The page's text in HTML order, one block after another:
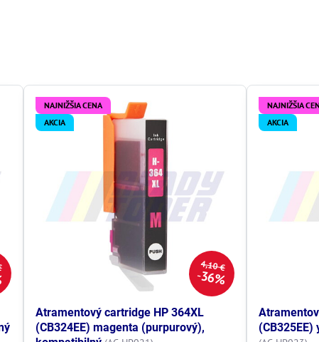
4,10 €
36%
NAJNIŽŠIA CENA
AKCIA
Atramentový cartridge HP 364XL
(CB324EE) magenta (purpurový),
NAJNIŽŠIA
AKCIA